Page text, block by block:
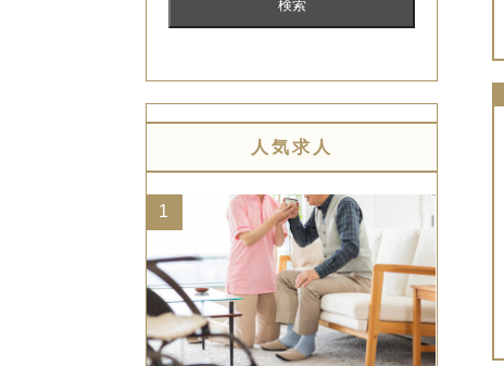
人気求人
1